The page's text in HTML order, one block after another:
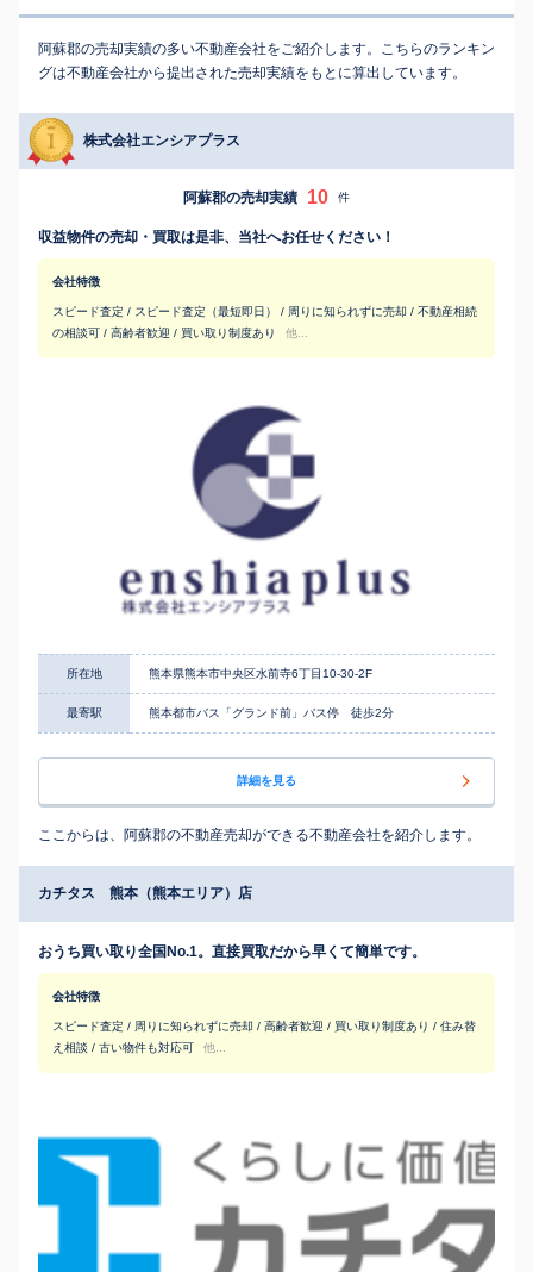
阿蘇郡の売却実績の多い不動産会社をご紹介します。こちらのランキン
グは不動産会社から提出された売却実績をもとに算出しています。
株式会社エンシアプラス
阿蘇郡の売却実績 10 件
収益物件の売却・買取は是非、当社へお任せください！
会社特徴
スピード査定 / スピード査定（最短即日） / 周りに知られずに売却 / 不動産相続
の相談可 / 高齢者歓迎 / 買い取り制度あり
他...
所在地 熊本県熊本市中央区水前寺6丁目10-30-2F
最寄駅 熊本都市バス「グランド前」バス停 徒歩2分
詳細を見る
ここからは、阿蘇郡の不動産売却ができる不動産会社を紹介します。
カチタス 熊本（熊本エリア）店
おうち買い取り全国No.1。直接買取だから早くて簡単です。
会社特徴
スピード査定 / 周りに知られずに売却 / 高齢者歓迎 / 買い取り制度あり / 住み替
え相談 / 古い物件も対応可
他...